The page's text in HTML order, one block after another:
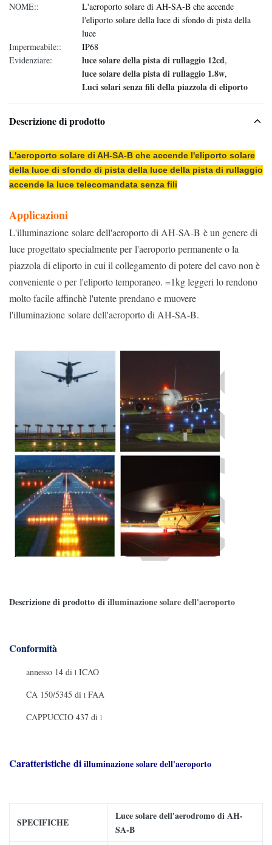
NOME::
L'aeroporto solare di AH-SA-B che accende
l'eliporto solare della luce di sfondo di pista della
luce
Impermeabile::
IP68
Evidenziare:
luce solare della pista di rullaggio 12cd,
luce solare della pista di rullaggio 1.8w,
Luci solari senza fili della piazzola di eliporto
Descrizione di prodotto
L'aeroporto solare di AH-SA-B che accende l'eliporto solare
della luce di sfondo di pista della luce della pista di rullaggio
accende la luce telecomandata senza fili
Applicazioni
L'illuminazione solare dell'aeroporto di AH-SA-B è un genere di
luce progettato specialmente per l'aeroporto permanente o la
piazzola di eliporto in cui il collegamento di potere del cavo non è
conveniente o per l'eliporto temporaneo. =1kg leggeri lo rendono
molto facile affinchè l'utente prendano e muovere
l'illuminazione solare dell'aeroporto di AH-SA-B.
Descrizione di prodotto diilluminazione solare dell'aeroporto
Conformità
annesso 14 di l ICAO
CA 150/5345 di l FAA
CAPPUCCIO 437 di l
Caratteristiche diilluminazione solare dell'aeroporto
SPECIFICHE
Luce solare dell'aerodromo di AH-
SA-B